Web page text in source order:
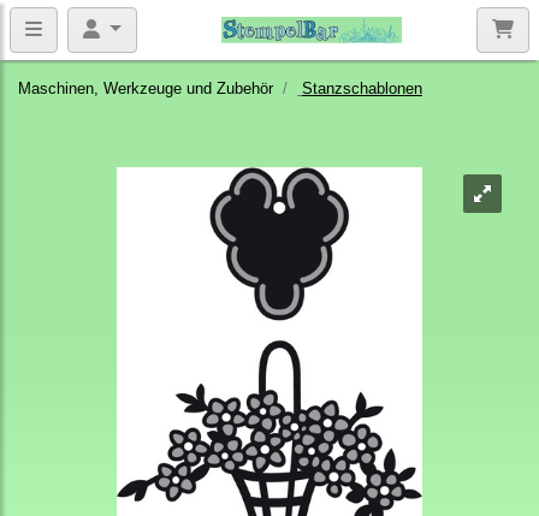
Maschinen, Werkzeuge und Zubehör Stanzschablonen